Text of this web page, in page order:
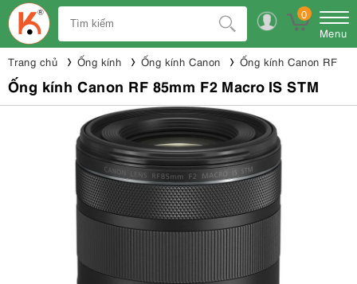
0
Menu
Trang chủ Ống kính Ống kính Canon Ống kính Canon RF
Ống kính Canon RF 85mm F2 Macro IS STM